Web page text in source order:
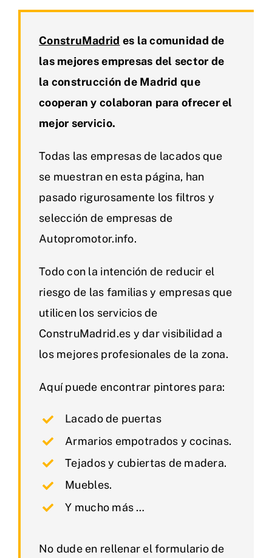
ConstruMadrid es la comunidad de
las mejores empresas del sector de
la construcción de Madrid que
cooperan y colaboran para ofrecer el
mejor servicio.
Todas las empresas de lacados que
se muestran en esta página, han
pasado rigurosamente los filtros y
selección de empresas de
Autopromotor.info.
Todo con la intención de reducir el
riesgo de las familias y empresas que
utilicen los servicios de
ConstruMadrid.es y dar visibilidad a
los mejores profesionales de la zona.
Aquí puede encontrar pintores para:
Lacado de puertas
Armarios empotrados y cocinas.
Tejados y cubiertas de madera.
Muebles.
Y mucho más …
No dude en rellenar el formulario de